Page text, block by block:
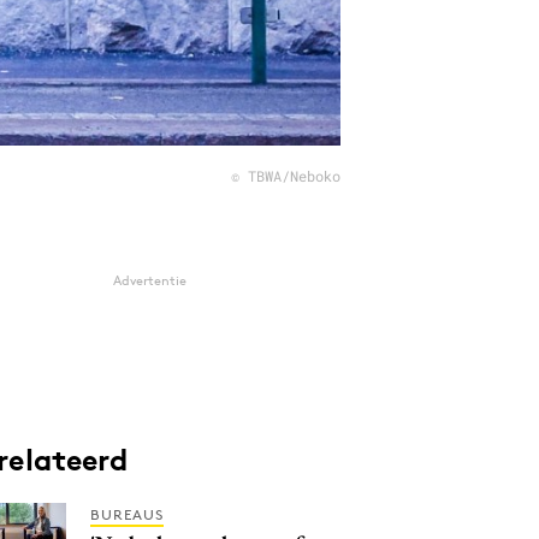
© TBWA/Neboko
Advertentie
BUREAUS